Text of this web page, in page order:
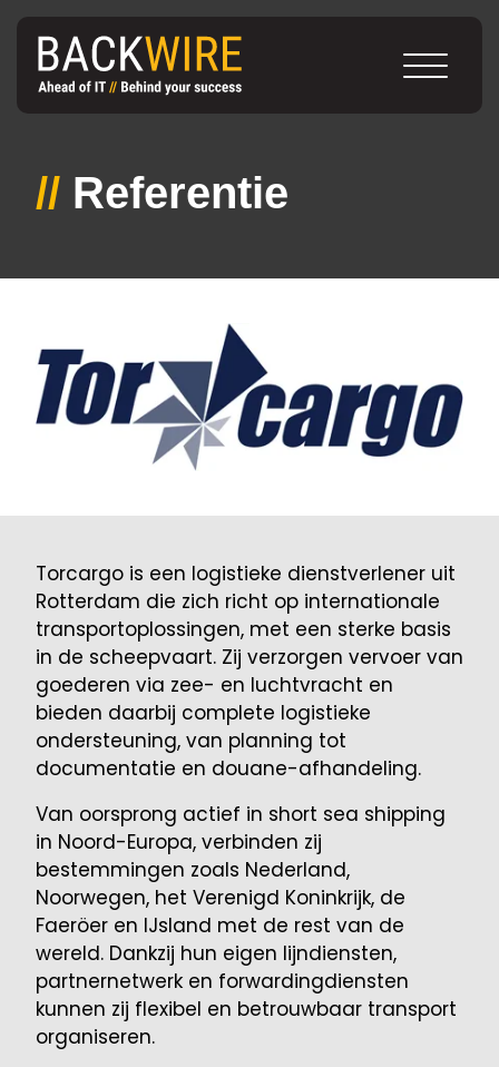
// Referentie
Torcargo is een logistieke dienstverlener uit
Rotterdam die zich richt op internationale
transportoplossingen, met een sterke basis
in de scheepvaart. Zij verzorgen vervoer van
goederen via zee- en luchtvracht en
bieden daarbij complete logistieke
ondersteuning, van planning tot
documentatie en douane-afhandeling.
Van oorsprong actief in short sea shipping
in Noord-Europa, verbinden zij
bestemmingen zoals Nederland,
Noorwegen, het Verenigd Koninkrijk, de
Faeröer en IJsland met de rest van de
wereld. Dankzij hun eigen lijndiensten,
partnernetwerk en forwardingdiensten
kunnen zij flexibel en betrouwbaar transport
organiseren.